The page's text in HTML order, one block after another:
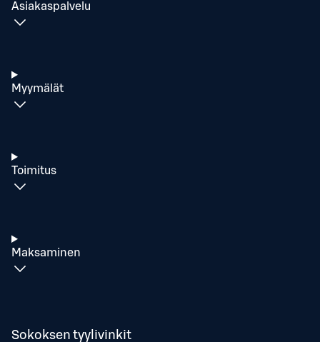
Asiakaspalvelu
Myymälät
Toimitus
Maksaminen
Sokoksen tyylivinkit